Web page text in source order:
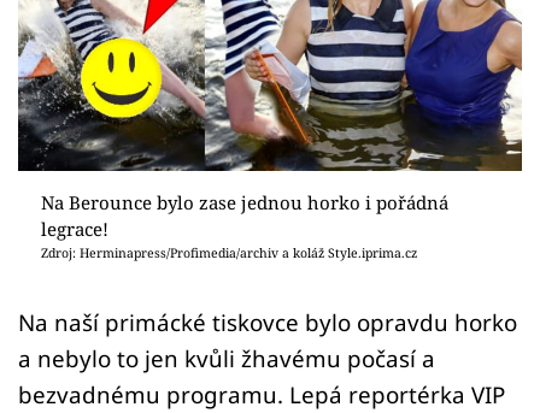
Videa
Sledujte prima+
Přihlášení
Sledujte nás
Na Berounce bylo zase jednou horko i pořádná
legrace!
Zdroj: Herminapress/Profimedia/archiv a koláž Style.iprima.cz
Na naší primácké tiskovce bylo opravdu horko
a nebylo to jen kvůli žhavému počasí a
bezvadnému programu. Lepá reportérka VIP